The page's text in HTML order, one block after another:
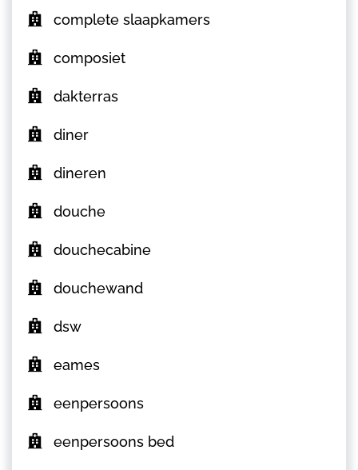
complete slaapkamers
composiet
dakterras
diner
dineren
douche
douchecabine
douchewand
dsw
eames
eenpersoons
eenpersoons bed